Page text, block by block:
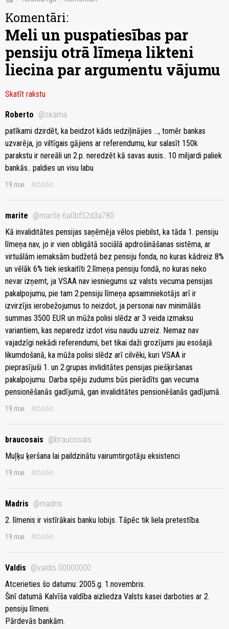
Komentāri:
Meli un puspatiesības par
pensiju otrā līmeņa likteni
liecina par argumentu vājumu
Skatīt rakstu
Roberto @skama
patīkami dzirdēt, ka beidzot kāds iedziļinājies ..., tomēr bankas
uzvarēja, jo viltīgais gājiens ar referendumu, kur salasīt 150k
parakstu ir nereāli un 2.p. neredzēt kā savas ausis.. 10 miljardi paliek
bankās.. paldies un visu labu
19.mai Atbildēt
marite @marite.6a0bf52d3a780
Kā invaliditātes pensijas saņēmēja vēlos piebilst, ka tāda 1. pensiju
līmeņa nav, jo ir vien obligātā sociālā apdrošināšanas sistēma, ar
virtuālām iemaksām budžetā bez pensiju fonda, no kuras kādreiz 8%
un vēlāk 6% tiek ieskaitīti 2.līmeņa pensiju fondā, no kuras neko
nevar izņemt, ja VSAA nav iesniegums uz valsts vecuma pensijas
pakalpojumu, pie tam 2.pensiju līmeņa apsaimniekotājs arī ir
izvirzījis ierobežojumus to neizdot, ja personai nav minimālās
summas 3500 EUR un mūža polisi slēdz ar 3 veida izmaksu
variantiem, kas neparedz izdot visu naudu uzreiz. Nemaz nav
vajadzīgi nekādi referendumi, bet tikai daži grozījumi jau esošajā
likumdošanā, ka mūža polisi slēdz arī cilvēki, kuri VSAA ir
pieprasījuši 1. un 2.grupas invliditātes pensijas piešķiršanas
pakalpojumu. Darba spēju zudums būs pierādīts gan vecuma
pensionēšanās gadījumā, gan invaliditātes pensionēšanās gadījumā.
19.mai Atbildēt
braucosais @braucosais
Muļķu ķeršana lai paildzinātu vairumtirgotāju eksistenci
19.mai Atbildēt
Madris @madris
2. līmenis ir vistīrākais banku lobijs. Tāpēc tik liela pretestība.
19.mai Atbildēt
Valdis @valdis.00000000
Atcerieties šo datumu: 2005.g. 1.novembris.
Šinī datumā Kalvīša valdība aizliedza Valsts kasei darboties ar 2.
pensiju līmeni.
Pārdevās bankām.